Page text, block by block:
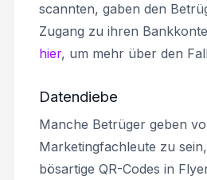
scannten, gaben den
Zugang zu ihren
hier, um mehr über den
Datendiebe
Manche Betrüger geben
Marketingfachleute zu
bösartige QR-Codes in